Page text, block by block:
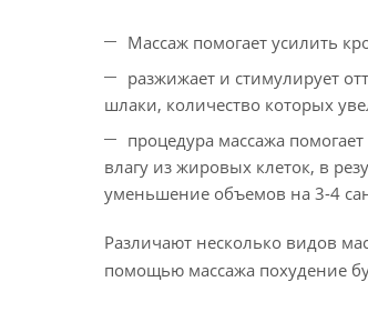
Массаж помогает усилить
разжижает и стимулирует
шлаки, количество которых
процедура массажа
влагу из жировых клеток, в
уменьшение объемов на 3-4
Различают несколько видов
помощью массажа похудение